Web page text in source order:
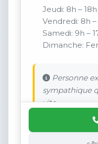
Jeudi: 8h – 18h
Vendredi: 8h –
Samedi: 9h –
Dimanche:
Personne
sympathique
vite.